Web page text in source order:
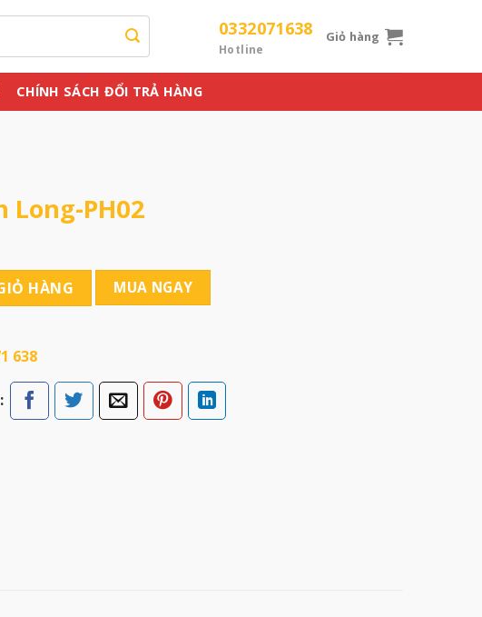
0332071638
Hotline
Giỏ hàng
CHÍNH SÁCH ĐỔI TRẢ HÀNG
Long-PH02
lượngHÀNG MUA NGAY
638